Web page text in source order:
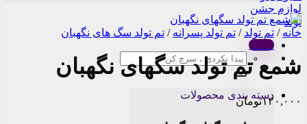
Menu
جستجو
برای:
دسته بندی محصولات
خانه / تم تولد / تم تولد پسرانه / تم تولد سگ های نگهبان
شمع تم تولد سگهای نگهبان
۱۲۰,۰۰۰تومان